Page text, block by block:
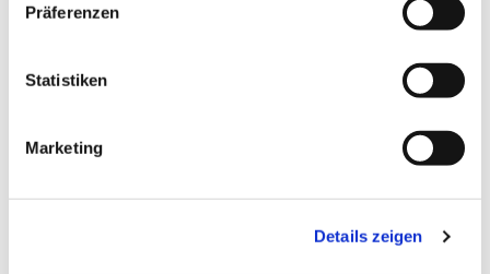
Präferenzen
Statistiken
Marketing
Details zeigen